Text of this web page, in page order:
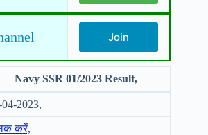
Join
Navy SSR 01/2023 Result,
04-2023,
करें,